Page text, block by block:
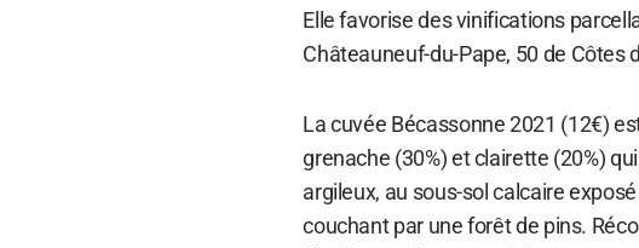
Elle favorise des vinifications
Châteauneuf-du-Pape, 50 de Côtes
La cuvée Bécassonne 2021 (12€)
grenache (30%) et clairette (20%)
argileux, au sous-sol calcaire
couchant par une forêt de pins.